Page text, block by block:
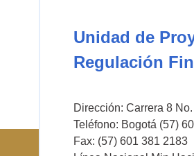
Unidad de
Regulación
Dirección: Carrera 8
Teléfono: Bogotá (57)
Fax: (57) 601 381 2183